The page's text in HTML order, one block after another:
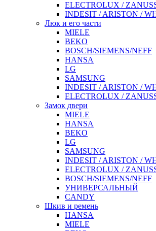
ELECTROLUX /
INDESIT / ARISTON /
Люк и его части
MIELE
BEKO
BOSCH/SIEMENS/NEFF
HANSA
LG
SAMSUNG
INDESIT / ARISTON /
ELECTROLUX /
Замок двери
MIELE
HANSA
BEKO
LG
SAMSUNG
INDESIT / ARISTON /
ELECTROLUX /
BOSCH/SIEMENS/NEFF
УНИВЕРСАЛЬНЫЙ
CANDY
Шкив и ремень
HANSA
MIELE